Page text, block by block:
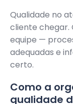
Qualidade no
cliente chegar.
equipe —
adequadas e
certo.
Como a
qualidade